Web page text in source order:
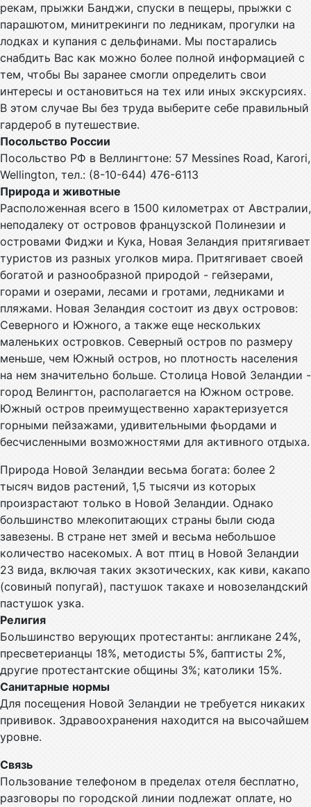
рекам, прыжки Банджи, спуски в пещеры, прыжки с
парашютом, минитрекинги по ледникам, прогулки на
лодках и купания с дельфинами. Мы постарались
снабдить Вас как можно более полной информацией с
тем, чтобы Вы заранее смогли определить свои
интересы и остановиться на тех или иных экскурсиях.
В этом случае Вы без труда выберите себе правильный
гардероб в путешествие.
Посольство России
Посольство РФ в Веллингтоне: 57 Messines Road, Karori,
Wellington, тел.: (8-10-644) 476-6113
Природа и животные
Расположенная всего в 1500 километрах от Австралии,
неподалеку от островов французской Полинезии и
островами Фиджи и Кука, Новая Зеландия притягивает
туристов из разных уголков мира. Притягивает своей
богатой и разнообразной природой - гейзерами,
горами и озерами, лесами и гротами, ледниками и
пляжами. Новая Зеландия состоит из двух островов:
Северного и Южного, а также еще нескольких
маленьких островков. Северный остров по размеру
меньше, чем Южный остров, но плотность населения
на нем значительно больше. Столица Новой Зеландии -
город Велингтон, располагается на Южном острове.
Южный остров преимущественно характеризуется
горными пейзажами, удивительными фьордами и
бесчисленными возможностями для активного отдыха.
Природа Новой Зеландии весьма богата: более 2
тысяч видов растений, 1,5 тысячи из которых
произрастают только в Новой Зеландии. Однако
большинство млекопитающих страны были сюда
завезены. В стране нет змей и весьма небольшое
количество насекомых. А вот птиц в Новой Зеландии
23 вида, включая таких экзотических, как киви, какапо
(совиный попугай), пастушок такахе и новозеландский
пастушок узка.
Религия
Большинство верующих протестанты: англикане 24%,
пресветерианцы 18%, методисты 5%, баптисты 2%,
другие протестантские общины 3%; католики 15%.
Санитарные нормы
Для посещения Новой Зеландии не требуется никаких
прививок. Здравоохранения находится на высочайшем
уровне.
Связь
Пользование телефоном в пределах отеля бесплатно,
разговоры по городской линии подлежат оплате, но